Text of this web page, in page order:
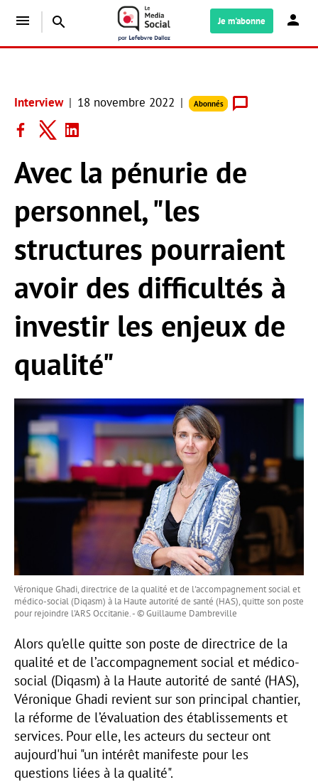
menu search Je m'abonne
Interview 18 novembre 2022 Abonnés
Avec la pénurie de
personnel, "les
structures pourraient
avoir des difficultés à
investir les enjeux de
qualité"
Véronique Ghadi, directrice de la qualité et de l'accompagnement social et
médico-social (Diqasm) à la Haute autorité de santé (HAS), quitte son poste
pour rejoindre l'ARS Occitanie. - © Guillaume Dambreville
Alors qu'elle quitte son poste de directrice de la
qualité et de l’accompagnement social et médico-
social (Diqasm) à la Haute autorité de santé (HAS),
Véronique Ghadi revient sur son principal chantier,
la réforme de l’évaluation des établissements et
services. Pour elle, les acteurs du secteur ont
aujourd'hui "un intérêt manifeste pour les
questions liées à la qualité".